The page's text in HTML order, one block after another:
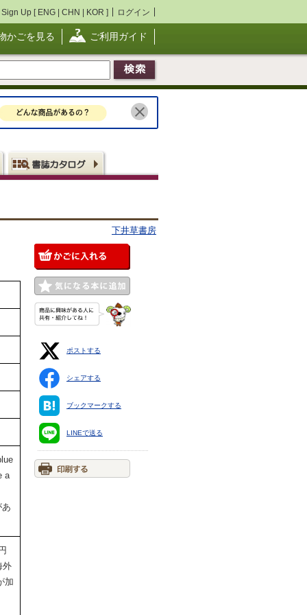
Sign Up [ ENG | CHN | KOR ] ログイン
かごを見る ご利用ガイド
下井草書房
a
外
加
ポストする
シェアする
ブックマークする
LINEで送る